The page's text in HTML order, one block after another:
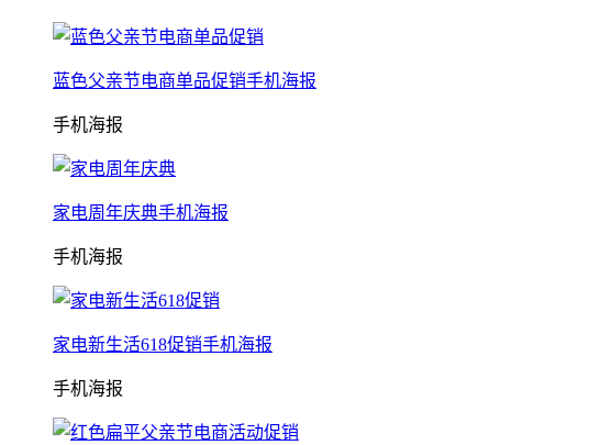
蓝色父亲节电商单品促销手机海报
手机海报
家电周年庆典手机海报
手机海报
家电新生活618促销手机海报
手机海报